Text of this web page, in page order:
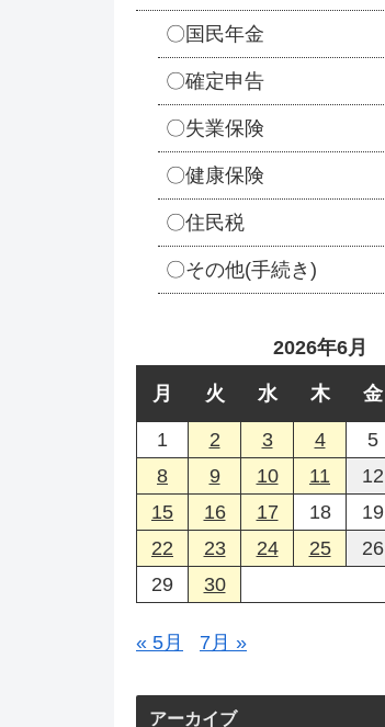
〇国民年金
〇確定申告
〇失業保険
〇健康保険
〇住民税
〇その他(手続き)
2026年6月
月 火 水 木 金
1 2 3 4 5
8
9 10 11 12
15
16 17 18 19
22
23 24 25 26
29
30
« 5月 7月 »
アーカイブ